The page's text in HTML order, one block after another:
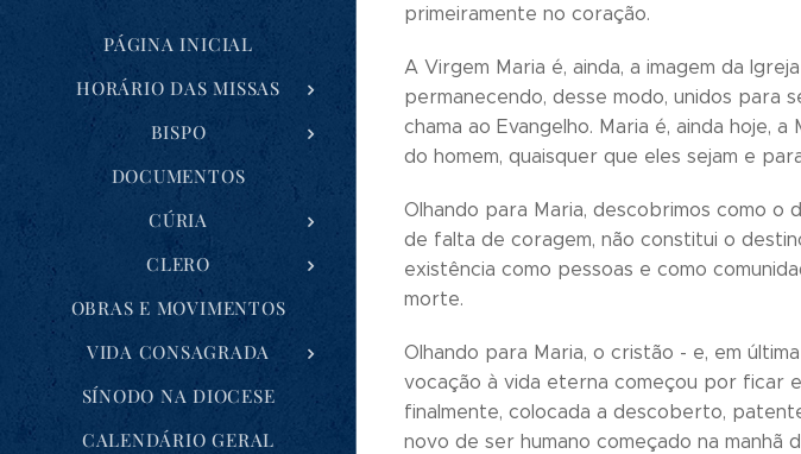
PÁGINA INICIAL
HORÁRIO DAS MISSAS
BISPO
DOCUMENTOS
CÚRIA
CLERO
OBRAS E MOVIMENTOS
VIDA CONSAGRADA
SÍNODO NA DIOCESE
CALENDÁRIO GERAL
primeiramente no coração.
A Virgem Maria é, ainda, a imagem da
permanecendo, desse modo, unidos para
chama ao Evangelho. Maria é, ainda hoje,
do homem, quaisquer que eles sejam e
Olhando para Maria, descobrimos como o
de falta de coragem, não constitui o
existência como pessoas e como
morte.
Olhando para Maria, o cristão - e, em
vocação à vida eterna começou por ficar
finalmente, colocada a descoberto,
novo de ser humano começado na